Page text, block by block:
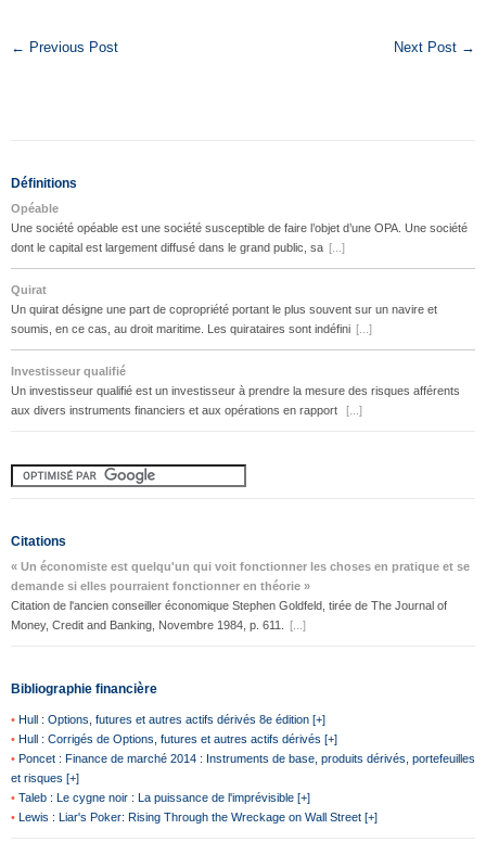
← Previous Post Next Post →
Définitions
Opéable
Une société opéable est une société susceptible de faire l’objet d’une OPA. Une société
dont le capital est largement diffusé dans le grand public, sa [...]
Quirat
Un quirat désigne une part de copropriété portant le plus souvent sur un navire et
soumis, en ce cas, au droit maritime. Les quirataires sont indéfini [...]
Investisseur qualifié
Un investisseur qualifié est un investisseur à prendre la mesure des risques afférents
aux divers instruments financiers et aux opérations en rapport
[...]
Citations
« Un économiste est quelqu'un qui voit fonctionner les choses en pratique et se
demande si elles pourraient fonctionner en théorie »
Citation de l'ancien conseiller économique Stephen Goldfeld, tirée de The Journal of
Money, Credit and Banking, Novembre 1984, p. 611.
[...]
Bibliographie financière
• Hull : Options, futures et autres actifs dérivés 8e édition [+]
• Hull : Corrigés de Options, futures et autres actifs dérivés [+]
• Poncet : Finance de marché 2014 : Instruments de base, produits dérivés, portefeuilles
et risques [+]
• Taleb : Le cygne noir : La puissance de l'imprévisible [+]
• Lewis : Liar's Poker: Rising Through the Wreckage on Wall Street [+]